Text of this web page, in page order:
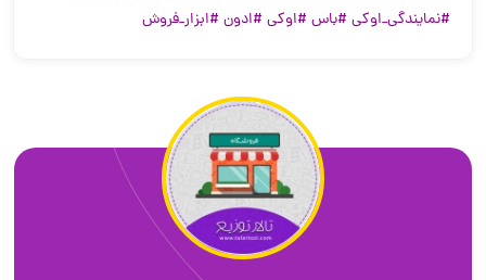
#نمایندگی_اوکی#باس#اوکی#ادون#ابزار_فروش